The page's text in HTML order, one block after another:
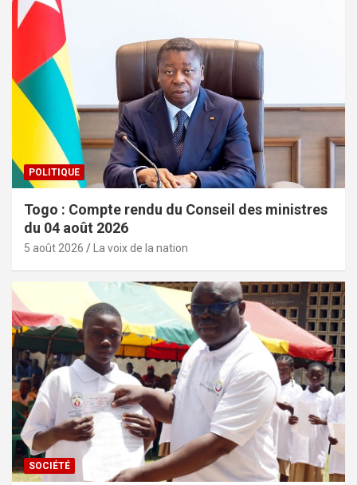
POLITIQUE
Togo : Compte rendu du Conseil des ministres
du 04 août 2026
5 août 2026 La voix de la nation
SOCIÉTÉ